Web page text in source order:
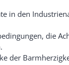
in den
die
der